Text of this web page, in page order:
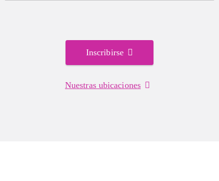
Inscribirse
Nuestras ubicaciones